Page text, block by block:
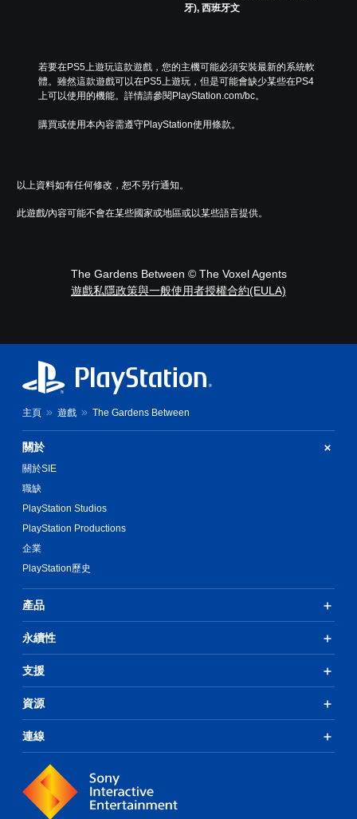
牙), 西班牙文
若要在PS5上遊玩這款遊戲，您的主機可能必須安裝最新的系統軟
體。雖然這款遊戲可以在PS5上遊玩，但是可能會缺少某些在PS4
上可以使用的機能。詳情請參閱PlayStation.com/bc。
購買或使用本內容需遵守PlayStation使用條款。
以上資料如有任何修改，恕不另行通知。
此遊戲/內容可能不會在某些國家或地區或以某些語言提供。
The Gardens Between © The Voxel Agents
遊戲私隱政策與一般使用者授權合約(EULA)
主頁 遊戲 The Gardens Between
關於
關於SIE
職缺
PlayStation Studios
PlayStation Productions
企業
PlayStation歷史
產品
永續性
支援
資源
連線